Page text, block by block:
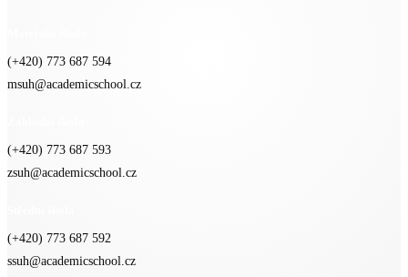
(+420) 773 687 594
msuh@academicschool.cz
(+420) 773 687 593
zsuh@academicschool.cz
(+420) 773 687 592
ssuh@academicschool.cz